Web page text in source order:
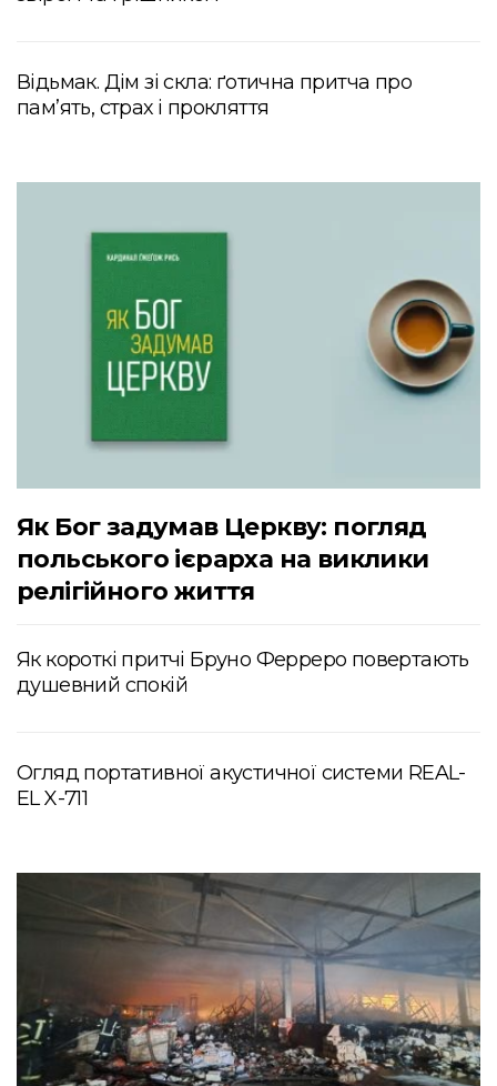
Відьмак. Дім зі скла: ґотична притча про
пам’ять, страх і прокляття
Як Бог задумав Церкву: погляд
польського ієрарха на виклики
релігійного життя
Як короткі притчі Бруно Ферреро повертають
душевний спокій
Огляд портативної акустичної системи REAL-
EL X-711